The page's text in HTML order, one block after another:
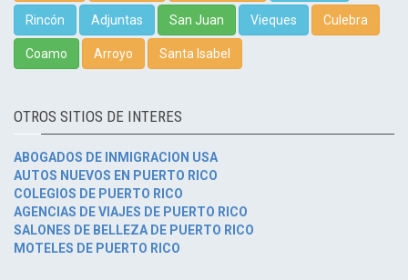
Rincón Adjuntas San Juan Vieques Culebra
Coamo Arroyo Santa Isabel
OTROS SITIOS DE INTERES
ABOGADOS DE INMIGRACION USA
AUTOS NUEVOS EN PUERTO RICO
COLEGIOS DE PUERTO RICO
AGENCIAS DE VIAJES DE PUERTO RICO
SALONES DE BELLEZA DE PUERTO RICO
MOTELES DE PUERTO RICO